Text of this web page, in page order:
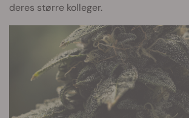
deres større kolleger.